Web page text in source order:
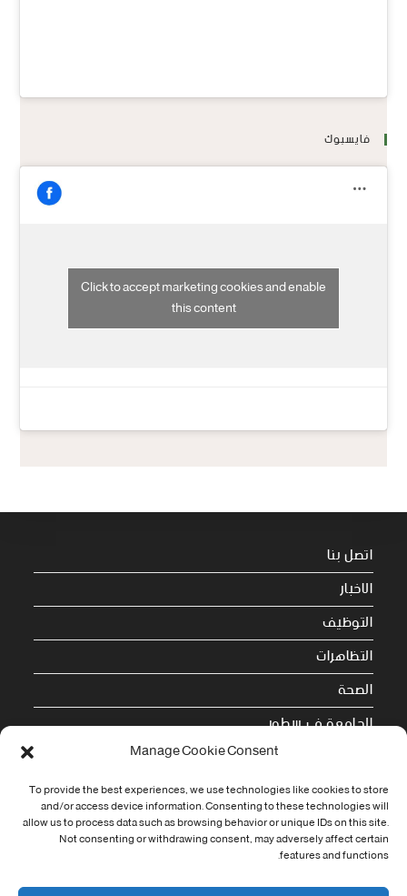
Manage Cookie Consent
To provide the best experiences, we use technologies like cookies to store
and/or access device information. Consenting to these technologies will
allow us to process data such as browsing behavior or unique IDs on this site.
Not consenting or withdrawing consent, may adversely affect certain
features and functions.
فايسبوك
Click to accept marketing cookies and enable
this content
اتصل بنا
الاخبار
التوظيف
التظاهرات
الصحة
الجامعة في سطور
Cookie Policy (EU)
معلومات الاتصال
Address:
جامعة العربي التبسي طريق قسنطينة - تبسة